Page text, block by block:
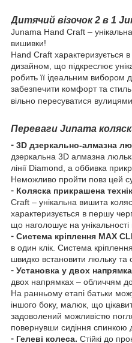
Дитячий візочок 2 в 1
Junama Hand Craft –
вишивки!
Hand Craft характеризується
дизайном, що підкреслює
робить її ідеальним вибором
забезпечити комфорт та
вільно пересуватися вулицями
Переваги Junama
⁃ 3D дзеркально-алмазна
дзеркальна 3D алмазна
лінії Diamond, а оббивка
Неможливо пройти повз цей
⁃ Коляска прикрашена
Craft – унікальна вишита
характеризується в першу
що наголошує на унікальності
⁃ Система кріплення MAX
в один клік. Система
швидко встановити люльку та
⁃ Установка у двох
двох напрямках – обличчям
На ранньому етапі батьки
іншого боку, малюк, що
задоволений можливістю
повернувши сидіння спинкою
⁃ Гелеві колеса. Стійкі до